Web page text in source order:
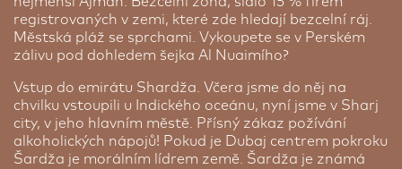
registrovaných v zemi, které zde hledají bezcelní ráj.
Městská pláž se sprchami. Vykoupete se v Perském
zálivu pod dohledem šejka Al Nuaimího?
Vstup do emirátu Shardža. Včera jsme do něj na
chvilku vstoupili u Indického oceánu, nyní jsme v Sharj
city, v jeho hlavním městě. Přísný zákaz požívání
alkoholických nápojů! Pokud je Dubaj centrem pokroku
Šardža je morálním lídrem země. Šardža je známá